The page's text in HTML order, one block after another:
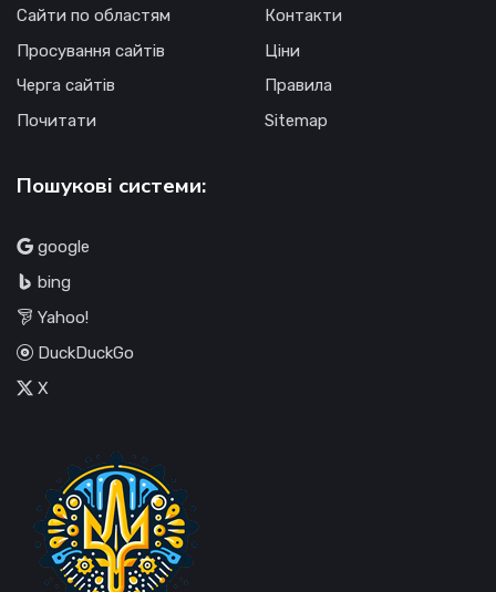
Сайти по областям
Просування сайтів
Черга сайтів
Почитати
Контакти
Ціни
Правила
Sitemap
Пошукові системи:
google
bing
Yahoo!
DuckDuckGo
X